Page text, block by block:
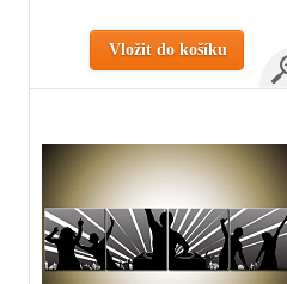
Vložit do košíku